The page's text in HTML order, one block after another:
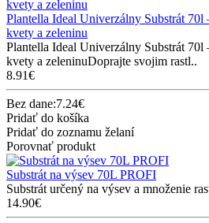
Plantella Ideal Univerzálny Substrát 70l
kvety a zeleninu
Plantella Ideal Univerzálny Substrát 70l
kvety a zeleninuDoprajte svojim rastl..
8.91€
Bez dane:7.24€
Pridať do košíka
Pridať do zoznamu želaní
Porovnať produkt
Substrát na výsev 70L PROFI
Substrát určený na výsev a množenie
14.90€